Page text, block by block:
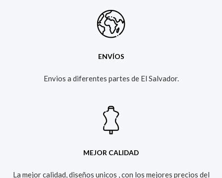
ENVÍOS
Envios a diferentes partes de El Salvador.​
MEJOR CALIDAD
La mejor calidad, diseños unicos , con los mejores precios del